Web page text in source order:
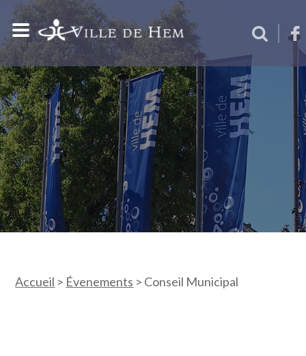
Accueil > Évenements > Conseil Municipal